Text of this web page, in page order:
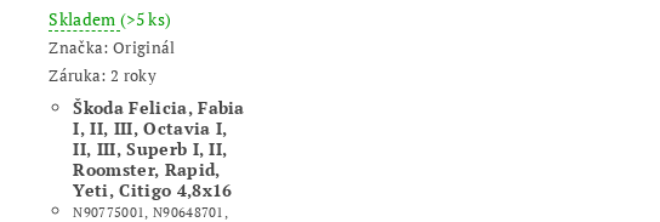
Skladem (>5 ks)
Značka: Originál
Záruka: 2 roky
Škoda Felicia, Fabia
I, II, III, Octavia I,
II, III, Superb I, II,
Roomster, Rapid,
Yeti, Citigo 4,8x16
N90775001, N90648701,